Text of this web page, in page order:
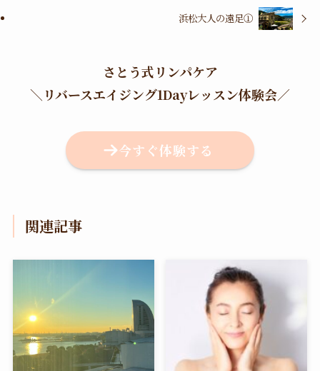
浜松大人の遠足①
さとう式リンパケア
＼ リバースエイジング1Dayレッスン体験会／
今すぐ体験する
関連記事